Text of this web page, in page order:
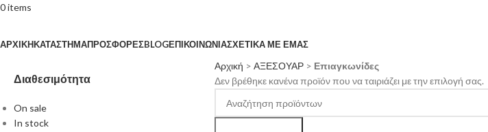
0items
ΑΡΧΙΚΉΚΑΤΆΣΤΗΜΑΠΡΟΣΦΟΡΈΣBLOGΕΠΙΚΟΙΝΩΝΊΑΣΧΕΤΙΚΆ ΜΕ ΕΜΆΣ
Διαθεσιμότητα
On sale
In stock
Αρχική > ΑΞΕΣΟΥΑΡ> Επιαγκωνίδες
Δεν βρέθηκε κανένα προϊόν που να ταιριάζει με την επιλογή σας.